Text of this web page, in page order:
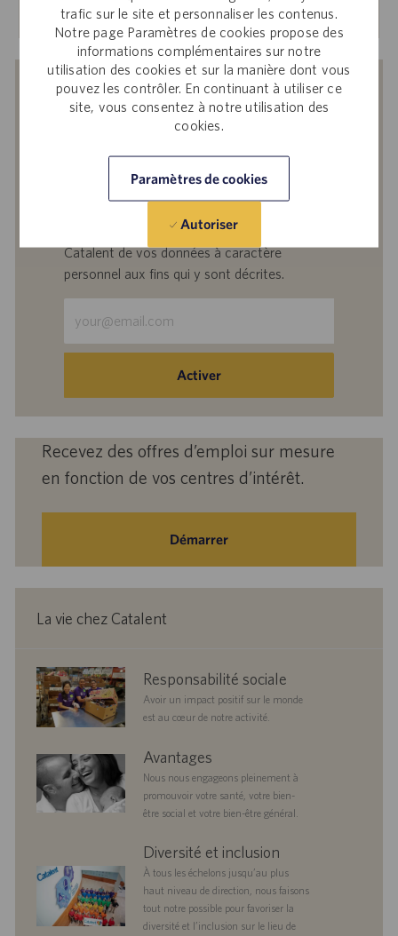
trafic sur le site et personnaliser les contenus.
Notre page Paramètres de cookies propose des
informations complémentaires sur notre
utilisation des cookies et sur la manière dont vous
pouvez les contrôler. En continuant à utiliser ce
site, vous consentez à notre utilisation des
cookies.
Paramètres de cookies
Autoriser
Recevoir des notifications d’offres
similaires
sur le recrutement, laPolitique de
Catalent et accepter le traitement par
Catalent de vos données à caractère
personnel aux fins qui y sont décrites.
une
adresse
(obligatoire)
Activer
Recevez des offres d’emploi sur mesure
en fonction de vos centres d’intérêt.
Démarrer
La vie chez Catalent
corporate
responsibility
Responsabilité sociale
Avoir un impact positif sur le monde
est au cœur de notre activité.
benefits Avantages
Nous nous engageons pleinement à
promouvoir votre santé, votre bien-
être social et votre bien-être général.
diversityandinclusionDiversité et inclusion
À tous les échelons jusqu’au plus
haut niveau de direction, nous faisons
tout notre possible pour favoriser la
diversité et l’inclusion sur le lieu de